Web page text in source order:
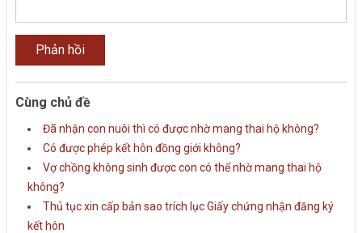
Cùng chủ đề
Đã nhận con nuôi thì có được nhờ mang thai hộ không?
Có được phép kết hôn đồng giới không?
Vợ chồng không sinh được con có thể nhờ mang thai hộ
không?
Thủ tục xin cấp bản sao trích lục Giấy chứng nhận đăng ký
kết hôn